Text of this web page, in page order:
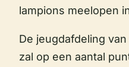
lampions meelopen
De jeugdafdeling
zal op een aantal